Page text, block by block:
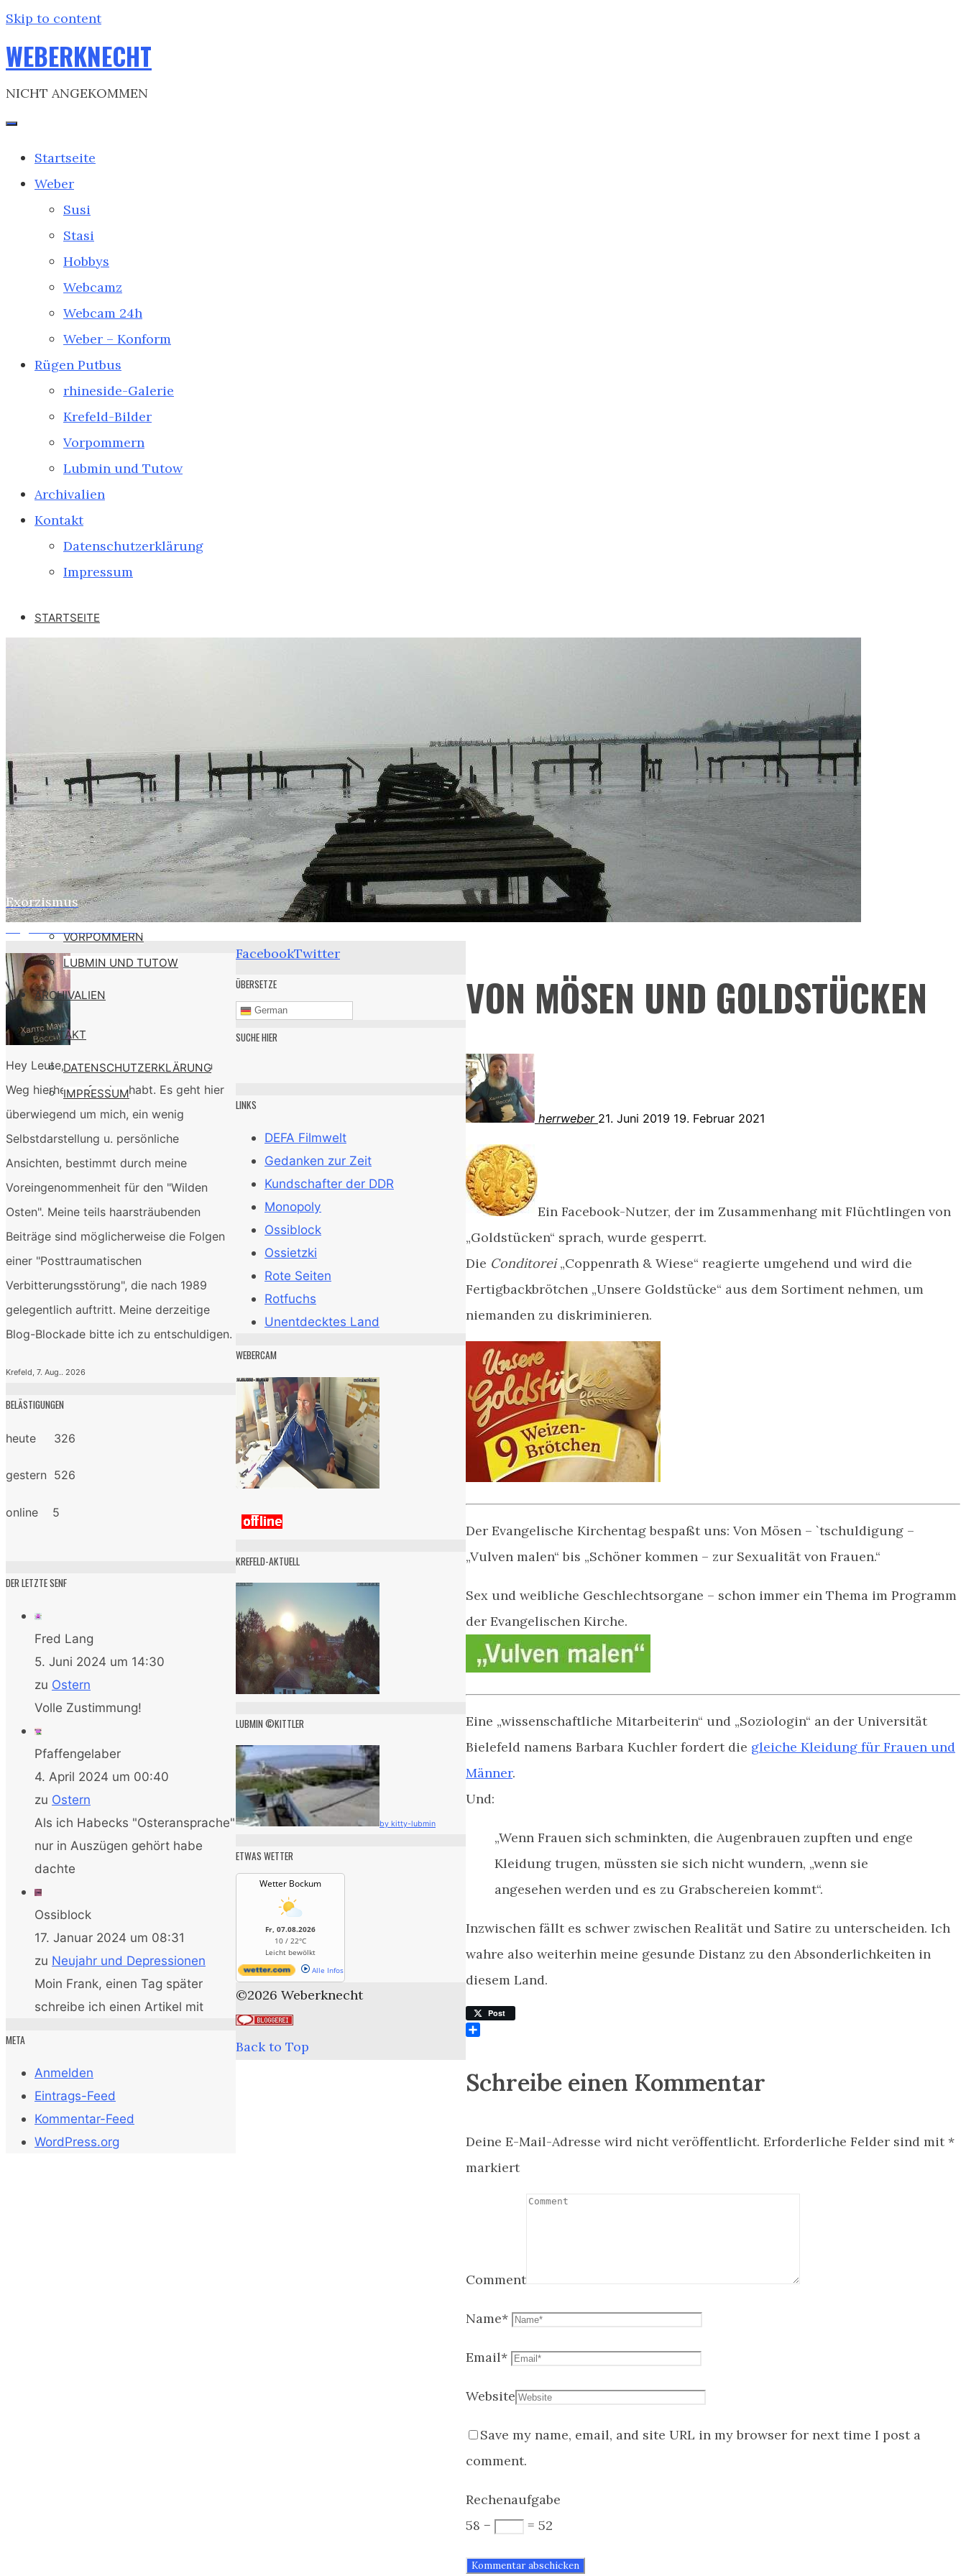
Skip to content
WEBERKNECHT
NICHT ANGEKOMMEN
Startseite
Weber
Susi
Stasi
Hobbys
Webcamz
Webcam 24h
Weber – Konform
Rügen Putbus
rhineside-Galerie
Krefeld-Bilder
Vorpommern
Lubmin und Tutow
Archivalien
Kontakt
Datenschutzerklärung
Impressum
STARTSEITE
WEBCAMZ
WEBCAM 24H
WEBER – KONFORM
RÜGEN PUTBUS
RHINESIDE-GALERIE
KREFELD-BILDER
VORPOMMERN
LUBMIN UND TUTOW
ARCHIVALIEN
KONTAKT
DATENSCHUTZERKLÄRUNG
IMPRESSUM
Home Webers Von Mösen und Goldstücken
Exorzismus
Legalisiertes Mobbing
VON MÖSEN UND GOLDSTÜCKEN
herrweber 21. Juni 2019 19. Februar 2021
Ein Facebook-Nutzer, der im Zusammenhang mit Flüchtlingen von
„Goldstücken“ sprach, wurde gesperrt.
Die Conditorei„Coppenrath & Wiese“ reagierte umgehend und wird die
Fertigbackbrötchen „Unsere Goldstücke“ aus dem Sortiment nehmen, um
niemanden zu diskriminieren.
Der Evangelische Kirchentag bespaßt uns: Von Mösen – `tschuldigung –
„Vulven malen“ bis „Schöner kommen – zur Sexualität von Frauen.“
Sex und weibliche Geschlechtsorgane – schon immer ein Thema im Programm
der Evangelischen Kirche.
Eine „wissenschaftliche Mitarbeiterin“ und „Soziologin“ an der Universität
Bielefeld namens Barbara Kuchler fordert die gleiche Kleidung für Frauen und
Männer.
Und:
„Wenn Frauen sich schminkten, die Augenbrauen zupften und enge
Kleidung trugen, müssten sie sich nicht wundern, „wenn sie
angesehen werden und es zu Grabschereien kommt“.
Inzwischen fällt es schwer zwischen Realität und Satire zu unterscheiden. Ich
wahre also weiterhin meine gesunde Distanz zu den Absonderlichkeiten in
diesem Land.
Post
Schreibe einen Kommentar
Deine E-Mail-Adresse wird nicht veröffentlicht. Erforderliche Felder sind mit *
markiert
Comment
Name*
Email*
Website
Save my name, email, and site URL in my browser for next time I post a
comment.
Rechenaufgabe
58 −
= 52
Hey Leute, ich freue mich, daß ihr den
Weg hierher gefunden habt. Es geht hier
überwiegend um mich, ein wenig
Selbstdarstellung u. persönliche
Ansichten, bestimmt durch meine
Voreingenommenheit für den "Wilden
Osten". Meine teils haarsträubenden
Beiträge sind möglicherweise die Folgen
einer "Posttraumatischen
Verbitterungsstörung", die nach 1989
gelegentlich auftritt. Meine derzeitige
Blog-Blockade bitte ich zu entschuldigen.
Krefeld, 7. Aug.. 2026
BELÄSTIGUNGEN
heute 326
gestern 526
online 5
DER LETZTE SENF
Fred Lang
5. Juni 2024 um 14:30
zu Ostern
Volle Zustimmung!
Pfaffengelaber
4. April 2024 um 00:40
zu Ostern
Als ich Habecks "Osteransprache"
nur in Auszügen gehört habe
dachte
Ossiblock
17. Januar 2024 um 08:31
zu Neujahr und Depressionen
Moin Frank, einen Tag später
schreibe ich einen Artikel mit
META
Anmelden
Eintrags-Feed
Kommentar-Feed
WordPress.org
FacebookTwitter
ÜBERSETZE
German
SUCHE HIER
LINKS
DEFA Filmwelt
Gedanken zur Zeit
Kundschafter der DDR
Monopoly
Ossiblock
Ossietzki
Rote Seiten
Rotfuchs
Unentdecktes Land
WEBERCAM
KREFELD-AKTUELL
LUBMIN ©KITTLER
by kitty-lubmin
ETWAS WETTER
Wetter Bockum
Fr, 07.08.2026
10 / 22°C
Leicht bewölkt
Alle Infos
©2026 Weberknecht
Back to Top